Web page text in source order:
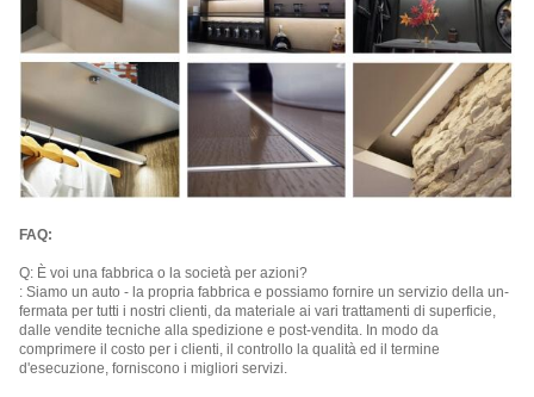
FAQ:
Q: È voi una fabbrica o la società per azioni?
: Siamo un auto - la propria fabbrica e possiamo fornire un servizio della un-
fermata per tutti i nostri clienti, da materiale ai vari trattamenti di superficie,
dalle vendite tecniche alla spedizione e post-vendita. In modo da
comprimere il costo per i clienti, il controllo la qualità ed il termine
d'esecuzione, forniscono i migliori servizi.